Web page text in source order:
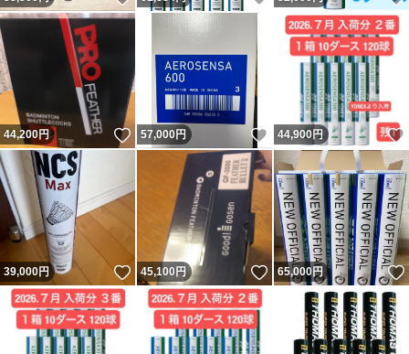
44,200円 いいね！
57,000円 いいね！
44,900円
39,000円 いいね！
45,100 円 いいね！
65,000円